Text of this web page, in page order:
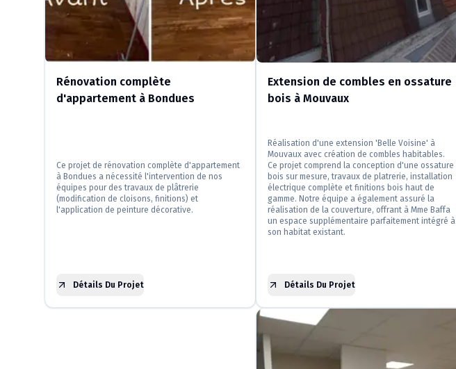
Rénovation complète
d'appartement à Bondues
Ce projet de rénovation complète d'appartement
à Bondues a nécessité l'intervention de nos
équipes pour des travaux de plâtrerie
(modification de cloisons, finitions) et
l'application de peinture décorative.
Détails Du Projet
Extension de combles en ossature
bois à Mouvaux
Réalisation d'une extension 'Belle Voisine' à
Mouvaux avec création de combles habitables.
Ce projet comprend la conception d'une ossature
bois sur mesure, travaux de platrerie, installation
électrique complète et finitions bois haut de
gamme. Notre équipe a également assuré la
réalisation de la couverture, offrant à Mme Baffa
un espace supplémentaire parfaitement intégré à
son habitat existant.
Détails Du Projet